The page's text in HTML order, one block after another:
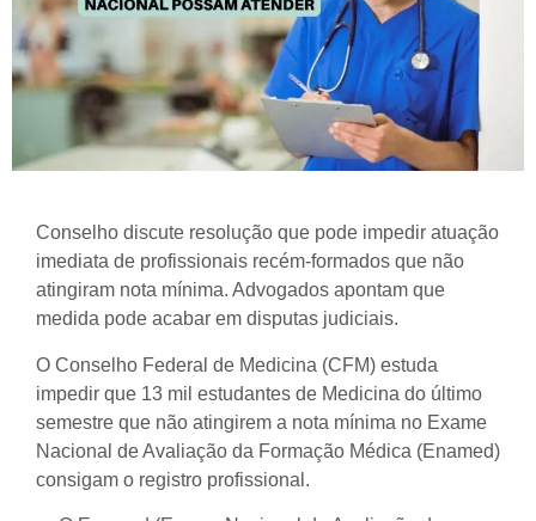
Conselho discute resolução que pode impedir atuação
imediata de profissionais recém-formados que não
atingiram nota mínima. Advogados apontam que
medida pode acabar em disputas judiciais.
O Conselho Federal de Medicina (CFM) estuda
impedir que 13 mil estudantes de Medicina do último
semestre que não atingirem a nota mínima no Exame
Nacional de Avaliação da Formação Médica (Enamed)
consigam o registro profissional.